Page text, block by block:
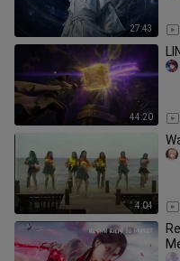
27:43
44:20
4:04